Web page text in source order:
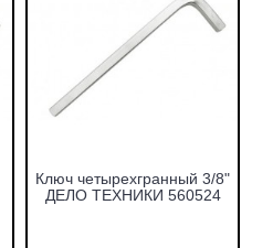
Ключ четырехгранный 3/8"
ДЕЛО ТЕХНИКИ 560524